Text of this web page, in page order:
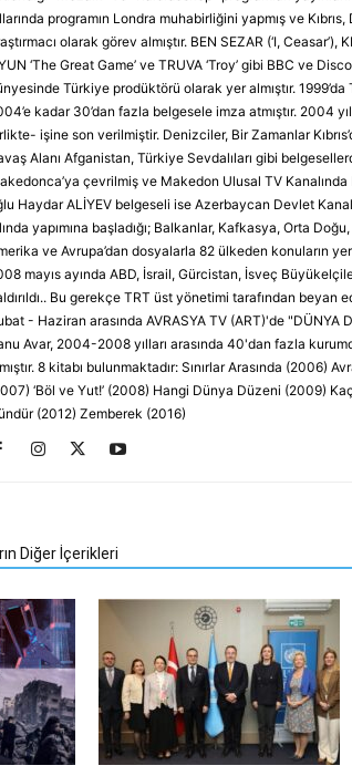
programın Londra muhabirliğini yapmış ve
olarak görev almıştır. BEN SEZAR (‘I, Ceasar’),
‘The Great Game’ ve TRUVA ‘Troy’ gibi BBC ve
Türkiye prodüktörü olarak yer almıştır.
kadar 30’dan fazla belgesele imza atmıştır. 2004
işine son verilmiştir. Denizciler, Bir Zamanlar
Alanı Afganistan, Türkiye Sevdalıları gibi
çevrilmiş ve Makedon Ulusal TV
Haydar ALİYEV belgeseli ise Azerbaycan Devlet
yapımına başladığı; Balkanlar, Kafkasya, Orta
ve Avrupa’dan dosyalarla 82 ülkeden konuların yer
mayıs ayında ABD, İsrail, Gürcistan, İsveç
Bu gerekçe TRT üst yönetimi tarafından beyan
- Haziran arasında AVRASYA TV (ART)'de "DÜNYA
Avar, 2004-2008 yılları arasında 40'dan fazla
8 kitabı bulunmaktadır: Sınırlar Arasında (2006)
‘Böl ve Yut!’ (2008) Hangi Dünya Düzeni (2009)
(2012) Zemberek (2016)
Diğer İçerikleri